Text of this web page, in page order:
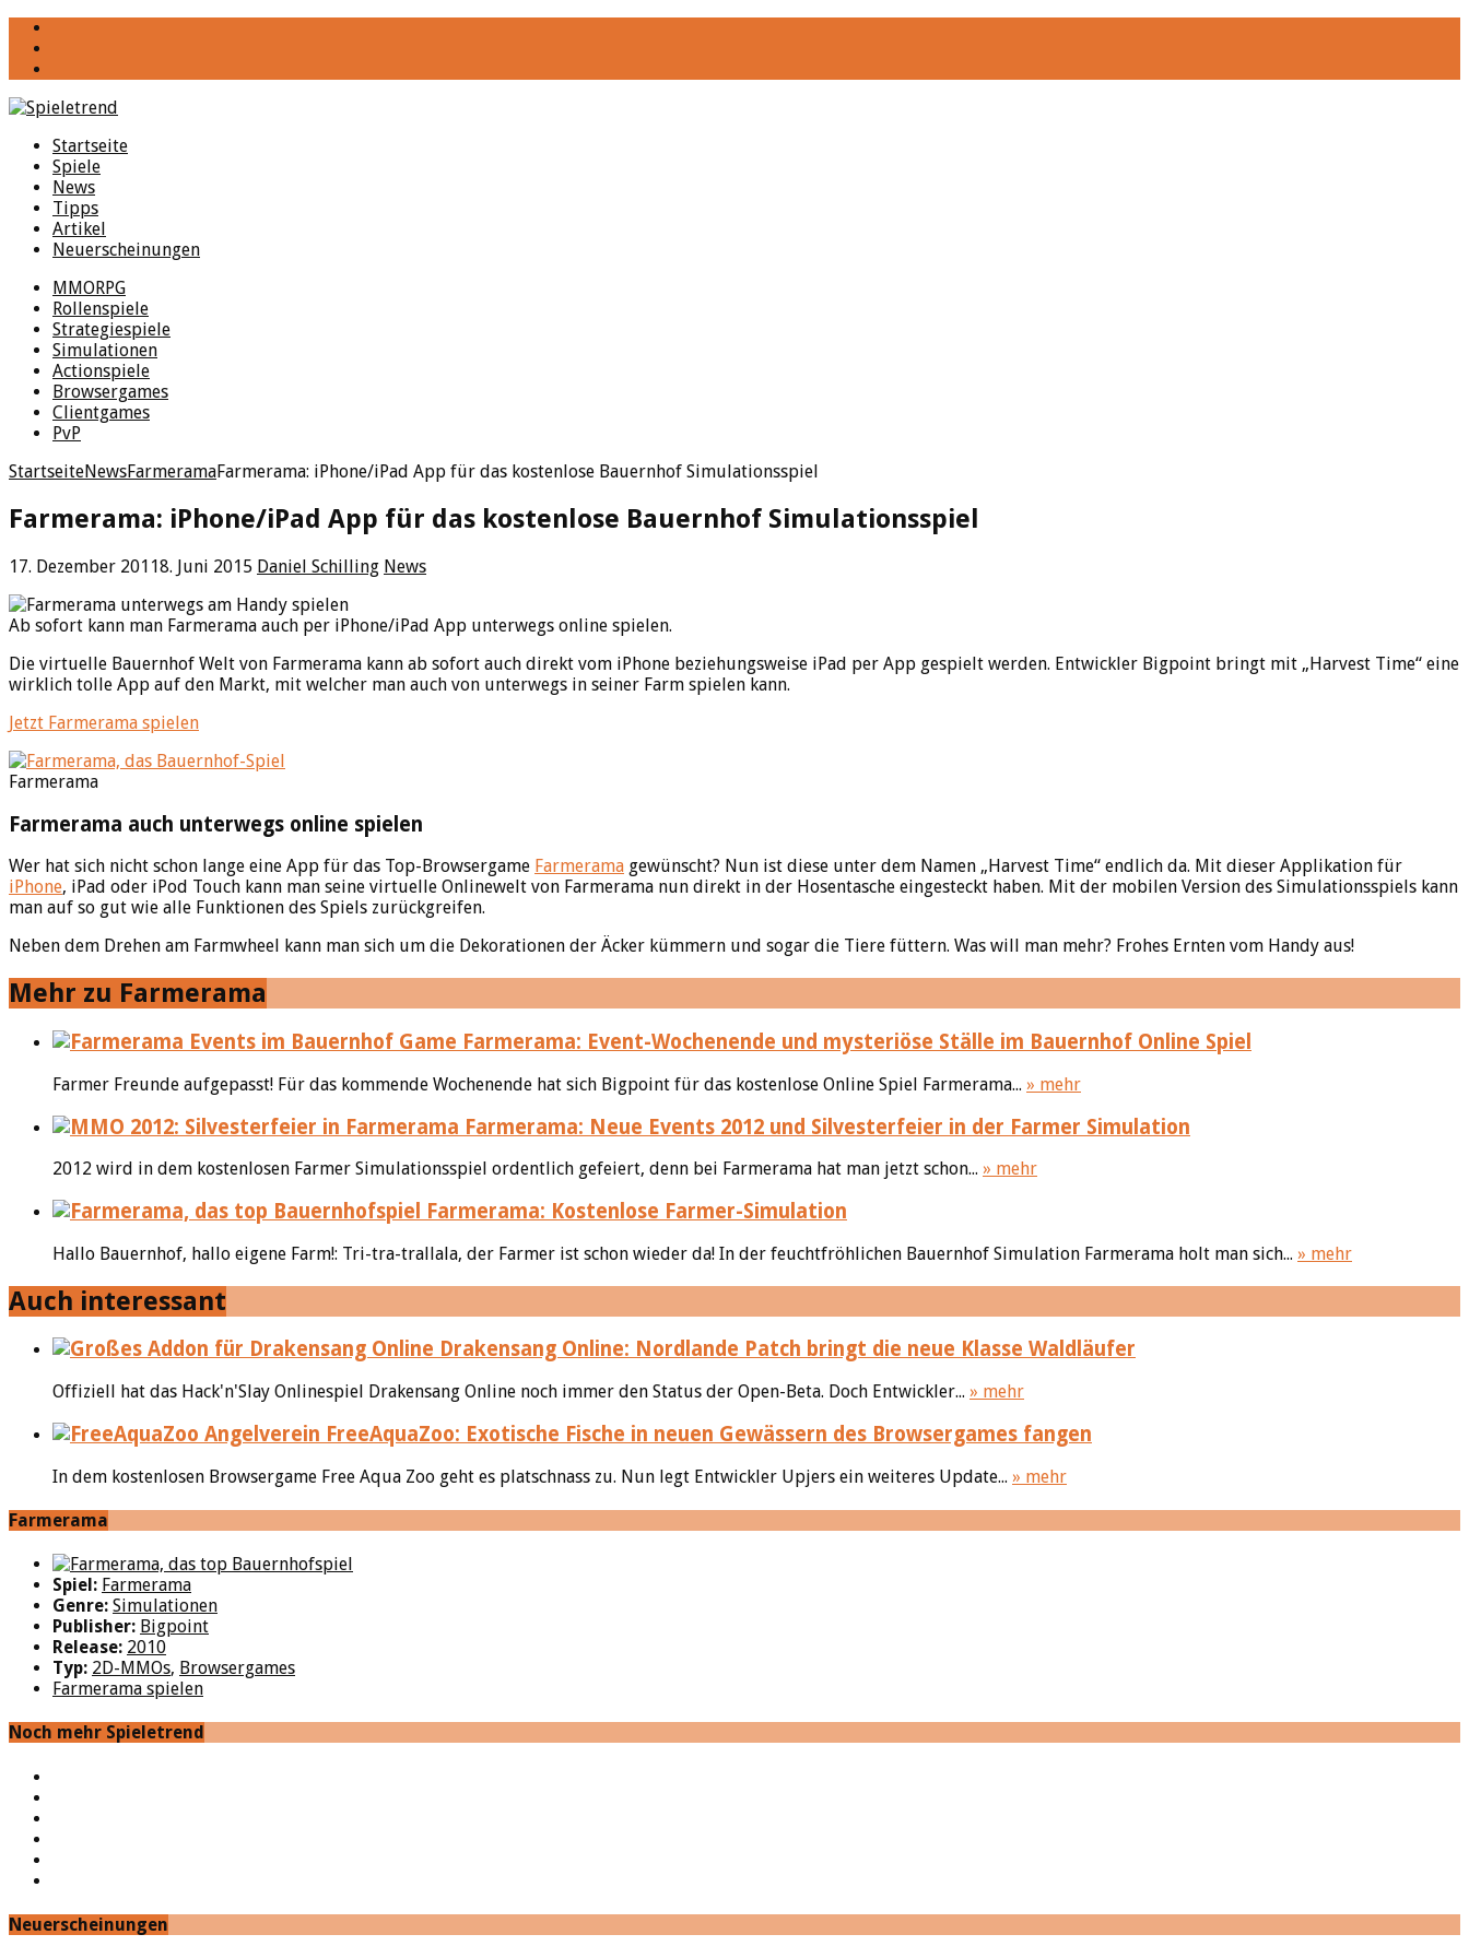
Startseite
Spiele
News
Tipps
Artikel
Neuerscheinungen
MMORPG
Rollenspiele
Strategiespiele
Simulationen
Actionspiele
Browsergames
Clientgames
PvP
StartseiteNewsFarmeramaFarmerama: iPhone/iPad App für das kostenlose Bauernhof Simulationsspiel
Farmerama: iPhone/iPad App für das kostenlose Bauernhof Simulationsspiel
17. Dezember 20118. Juni 2015 Daniel Schilling News
Ab sofort kann man Farmerama auch per iPhone/iPad App unterwegs online spielen.
Die virtuelle Bauernhof Welt von Farmerama kann ab sofort auch direkt vom iPhone beziehungsweise iPad per App gespielt werden. Entwickler Bigpoint bringt mit „Harvest Time“ eine
wirklich tolle App auf den Markt, mit welcher man auch von unterwegs in seiner Farm spielen kann.
Jetzt Farmerama spielen
Farmerama
Farmerama auch unterwegs online spielen
Wer hat sich nicht schon lange eine App für das Top-Browsergame Farmerama gewünscht? Nun ist diese unter dem Namen „Harvest Time“ endlich da. Mit dieser Applikation für
iPhone, iPad oder iPod Touch kann man seine virtuelle Onlinewelt von Farmerama nun direkt in der Hosentasche eingesteckt haben. Mit der mobilen Version des Simulationsspiels kann
man auf so gut wie alle Funktionen des Spiels zurückgreifen.
Neben dem Drehen am Farmwheel kann man sich um die Dekorationen der Äcker kümmern und sogar die Tiere füttern. Was will man mehr? Frohes Ernten vom Handy aus!
Mehr zu Farmerama
Farmerama: Event-Wochenende und mysteriöse Ställe im Bauernhof Online Spiel
Farmer Freunde aufgepasst! Für das kommende Wochenende hat sich Bigpoint für das kostenlose Online Spiel Farmerama... » mehr
Farmerama: Neue Events 2012 und Silvesterfeier in der Farmer Simulation
2012 wird in dem kostenlosen Farmer Simulationsspiel ordentlich gefeiert, denn bei Farmerama hat man jetzt schon... » mehr
Farmerama: Kostenlose Farmer-Simulation
Hallo Bauernhof, hallo eigene Farm!: Tri-tra-trallala, der Farmer ist schon wieder da! In der feuchtfröhlichen Bauernhof Simulation Farmerama holt man sich... » mehr
Auch interessant
Drakensang Online: Nordlande Patch bringt die neue Klasse Waldläufer
Offiziell hat das Hack'n'Slay Onlinespiel Drakensang Online noch immer den Status der Open-Beta. Doch Entwickler... » mehr
FreeAquaZoo: Exotische Fische in neuen Gewässern des Browsergames fangen
In dem kostenlosen Browsergame Free Aqua Zoo geht es platschnass zu. Nun legt Entwickler Upjers ein weiteres Update... » mehr
Farmerama
Spiel: Farmerama
Genre: Simulationen
Publisher: Bigpoint
Release: 2010
Typ: 2D-MMOs, Browsergames
Farmerama spielen
Noch mehr Spieletrend
Neuerscheinungen